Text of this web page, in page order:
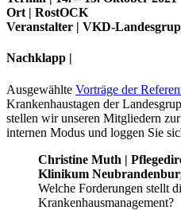
Ort | RostOCK
Veranstalter | VKD-
Nachklapp |
Ausgewählte Vorträge der
Krankenhaustagen der
stellen wir unseren Mitgliedern
internen Modus und loggen Sie
Christine Muth |
Klinikum
Welche Forderungen stellt
Krankenhausmanagement?